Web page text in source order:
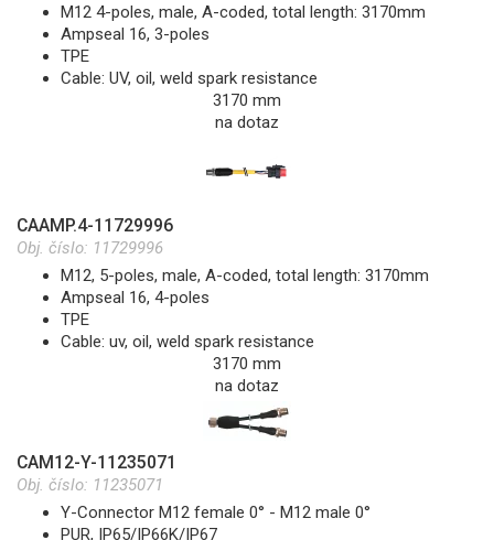
M12 4-poles, male, A-coded, total length: 3170mm
Ampseal 16, 3-poles
TPE
Cable: UV, oil, weld spark resistance
3170 mm
na dotaz
CAAMP.4-11729996
Obj. číslo: 11729996
M12, 5-poles, male, A-coded, total length: 3170mm
Ampseal 16, 4-poles
TPE
Cable: uv, oil, weld spark resistance
3170 mm
na dotaz
CAM12-Y-11235071
Obj. číslo: 11235071
Y-Connector M12 female 0° - M12 male 0°
PUR, IP65/IP66K/IP67